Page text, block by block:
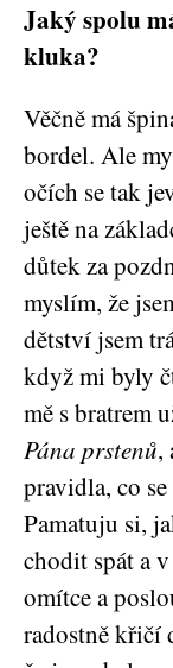
Jaký spolu
kluka?
Věčně má
bordel. Ale
očích se tak
ještě na
důtek za
myslím, že
dětství jsem
když mi byly
mě s bratrem
Pána prstenů,
pravidla, co
Pamatuju si,
chodit spát a
omítce a
radostně křičí